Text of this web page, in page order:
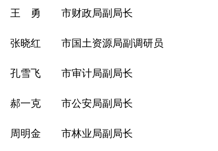
王 勇 市财政局副局长
张晓红 市国土资源局副调研员
孔雪飞 市审计局副局长
郝一克 市公安局副局长
周明金 市林业局副局长